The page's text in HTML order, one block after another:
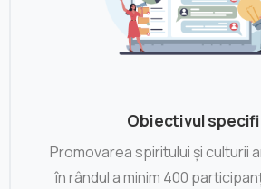
Obiectivul
Promovarea spiritului și culturii
în rândul a minim 400